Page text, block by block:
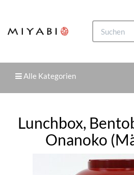
Alle Kategorien
Lunchbox,
Onanoko